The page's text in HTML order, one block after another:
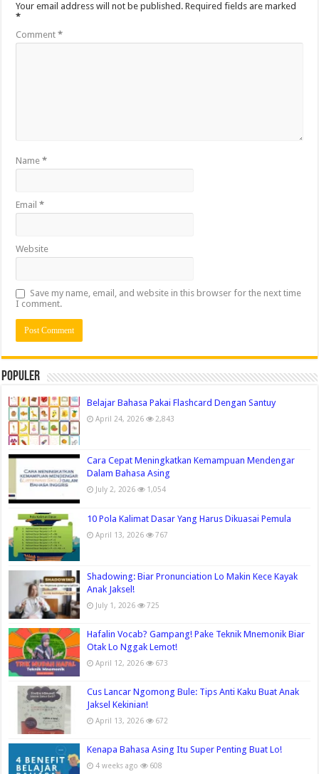
Your email address will not be published. Required fields are marked
*
Comment*
Name*
Email*
Website
Save my name, email, and website in this browser for the next time
I comment.
Populer
Belajar Bahasa Pakai Flashcard Dengan Santuy
April 24, 2026 2,843
Cara Cepat Meningkatkan Kemampuan Mendengar
Dalam Bahasa Asing
July 2, 2026 1,054
10 Pola Kalimat Dasar Yang Harus Dikuasai Pemula
April 13, 2026 767
Shadowing: Biar Pronunciation Lo Makin Kece Kayak
Anak Jaksel!
July 1, 2026 725
Hafalin Vocab? Gampang! Pake Teknik Mnemonik Biar
Otak Lo Nggak Lemot!
April 12, 2026 673
Cus Lancar Ngomong Bule: Tips Anti Kaku Buat Anak
Jaksel Kekinian!
April 13, 2026 672
Kenapa Bahasa Asing Itu Super Penting Buat Lo!
4 weeks ago 608